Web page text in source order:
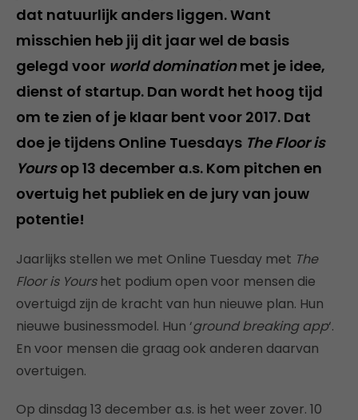
dat natuurlijk anders liggen. Want
misschien heb jij dit jaar wel de basis
gelegd voor world dominationmet je idee,
dienst of startup. Dan wordt het hoog tijd
om te zien of je klaar bent voor 2017. Dat
doe je tijdens Online Tuesdays The Floor is
Yoursop 13 december a.s. Kom pitchen en
overtuig het publiek en de jury van jouw
potentie!
Jaarlijks stellen we met Online Tuesday met The
Floor is Yourshet podium open voor mensen die
overtuigd zijn de kracht van hun nieuwe plan. Hun
nieuwe businessmodel. Hun ‘ground breaking app‘.
En voor mensen die graag ook anderen daarvan
overtuigen.
Op dinsdag 13 december a.s. is het weer zover. 10